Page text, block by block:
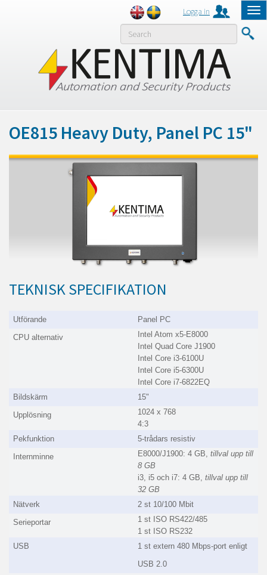
Logga in
MENY
OE815 Heavy Duty, Panel PC 15"
TEKNISK SPECIFIKATION
Utförande
Panel PC
CPU alternativ
Intel Atom x5-E8000
Intel Quad Core J1900
Intel Core i3-6100U
Intel Core i5-6300U
Intel Core i7-6822EQ
Bildskärm
15"
Upplösning
1024 x 768
4:3
Pekfunktion
5-trådars resistiv
Internminne
E8000/J1900: 4 GB, tillval upp till
8 GB
i3, i5 och i7: 4 GB, tillval upp till
32 GB
Nätverk
2 st 10/100 Mbit
Serieportar
1 st ISO RS422/485
1 st ISO RS232
USB
1 st extern 480 Mbps-port enligt
USB 2.0